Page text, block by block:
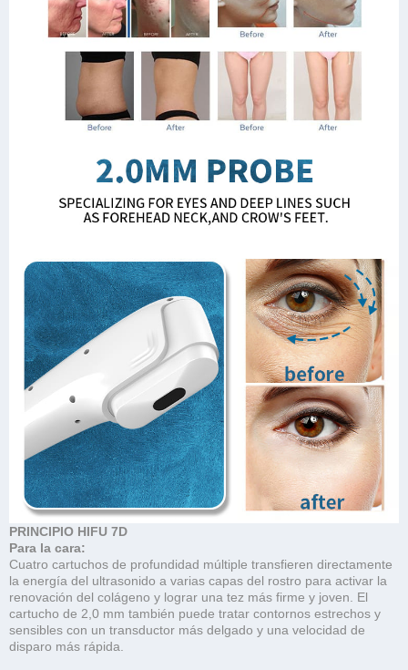
PRINCIPIO HIFU 7D
Para la cara:
Cuatro cartuchos de profundidad múltiple transfieren directamente
la energía del ultrasonido a varias capas del rostro para activar la
renovación del colágeno y lograr una tez más firme y joven. El
cartucho de 2,0 mm también puede tratar contornos estrechos y
sensibles con un transductor más delgado y una velocidad de
disparo más rápida.